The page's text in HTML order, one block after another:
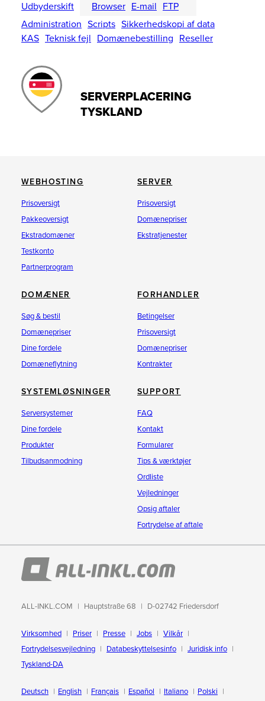
Udbyderskift
Browser E-mail FTP
Administration Scripts Sikkerhedskopi af data
KAS Teknisk fejl Domænebestilling Reseller
SERVERPLACERING
TYSKLAND
WEBHOSTING
Prisoversigt
Pakkeoversigt
Ekstradomæner
Testkonto
Partnerprogram
SERVER
Prisoversigt
Domænepriser
Ekstratjenester
DOMÆNER
Søg & bestil
Domænepriser
Dine fordele
Domæneflytning
FORHANDLER
Betingelser
Prisoversigt
Domænepriser
Kontrakter
SYSTEMLØSNINGER
Serversystemer
Dine fordele
Produkter
Tilbudsanmodning
SUPPORT
FAQ
Kontakt
Formularer
Tips & værktøjer
Ordliste
Vejledninger
Opsig aftaler
Fortrydelse af aftale
ALL-INKL.COM Hauptstraße 68 D-02742 Friedersdorf
Virksomhed Priser Presse Jobs
Vilkår
Fortrydelsesvejledning
Databeskyttelsesinfo
Juridisk info
Tyskland-DA
Deutsch English Français Español Italiano Polski